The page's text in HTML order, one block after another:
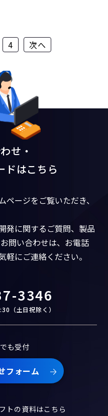
4 次へ
せ・
ドはこちら
ージをご覧いただき、
発に関するご質問、製品
問い合わせは、お電話
軽にご連絡ください。
3346
（土日祝除く）
も受付
フォーム
トの資料はこちら